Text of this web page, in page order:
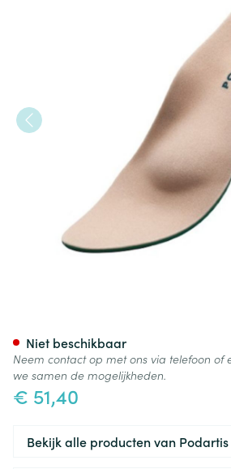
€ 51,40
Niet beschikbaar
Neem contact op met ons via telefoon of
we samen de mogelijkheden.
Bekijk alle producten van Podartis